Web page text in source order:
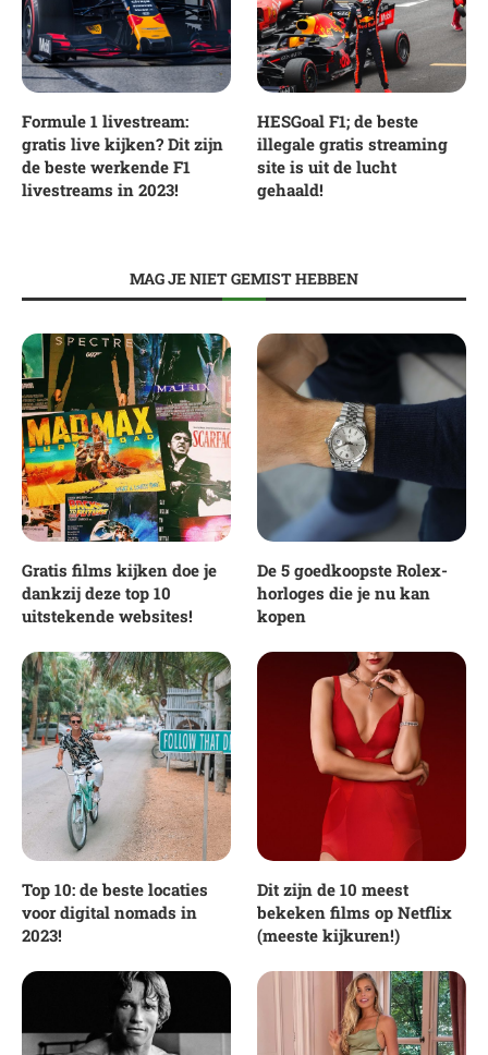
Formule 1 livestream:
gratis live kijken? Dit zijn
de beste werkende F1
livestreams in 2023!
HESGoal F1; de beste
illegale gratis streaming
site is uit de lucht
gehaald!
MAG JE NIET GEMIST HEBBEN
Gratis films kijken doe je
dankzij deze top 10
uitstekende websites!
De 5 goedkoopste Rolex-
horloges die je nu kan
kopen
Top 10: de beste locaties
voor digital nomads in
2023!
Dit zijn de 10 meest
bekeken films op Netflix
(meeste kijkuren!)